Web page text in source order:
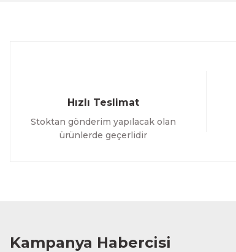
Hızlı Teslimat
Stoktan gönderim yapılacak olan
ürünlerde geçerlidir
Kampanya Habercisi